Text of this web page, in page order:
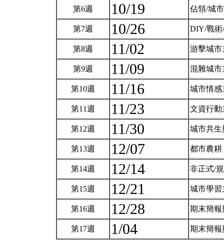
第6週 10/19 佔領/城
第7週 10/26 DIY/戰
第8週 11/02 游擊城
第9週 11/09 混雜城
第10週 11/16 城市情
第11週 11/23 文資行
第12週 11/30 城市共
第13週 12/07 都市農耕
第14週 12/14 非正式/
第15週 12/21 城市學
第16週 12/28 期末簡
第17週 1/04 期末簡